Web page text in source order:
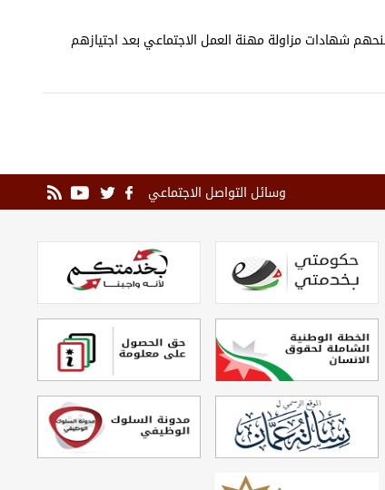
شهادات مزاولة مهنة العمل الاجتماعي بعد اجتيازهم
وسائل التواصل الاجتماعي